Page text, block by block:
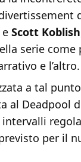
e Scott Koblish
serie
e l’altro.
a tal
al Deadpool
per il